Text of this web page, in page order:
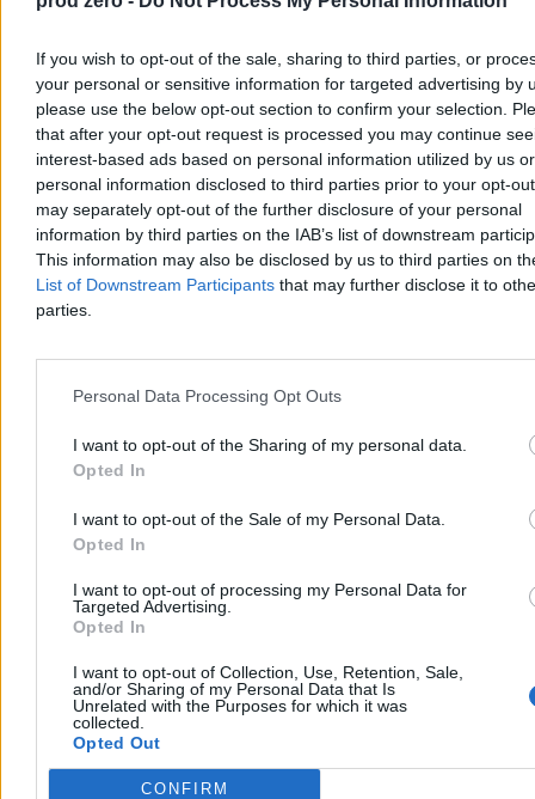
If you wish to opt-out of the sale, sharing to third parties, or
your personal or sensitive information for targeted advertising by
please use the below opt-out section to confirm your selection.
that after your opt-out request is processed you may continue
interest-based ads based on personal information utilized by us or
personal information disclosed to third parties prior to your opt-
may separately opt-out of the further disclosure of your personal
information by third parties on the IAB’s list of downstream
This information may also be disclosed by us to third parties on
List of Downstream Participants that may further disclose it to
parties.
Personal Data Processing Opt Outs
I want to opt-out of the Sharing of my personal data.
Opted In
I want to opt-out of the Sale of my Personal Data.
Opted In
I want to opt-out of processing my Personal Data for
Targeted Advertising.
Opted In
I want to opt-out of Collection, Use, Retention, Sale,
and/or Sharing of my Personal Data that Is
Unrelated with the Purposes for which it was
collected.
Opted Out
CONFIRM
Kto się boi małżeństwa dwóch mężczyzn (albo
małżeństwa dwóch kobiet)?
Komu szkodzi to, że państwo uzna więź, która już istnieje: prawną,
osobistą, rodzinną, życiową? Kogo i dlaczego boli to, że państwo
małżeństwa dwóch mężczyzn albo dwóch kobiet?
Sylwia Spurek
Reklama